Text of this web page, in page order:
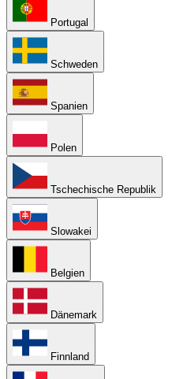
Portugal
Schweden
Spanien
Polen
Tschechische Republik
Slowakei
Belgien
Dänemark
Finnland